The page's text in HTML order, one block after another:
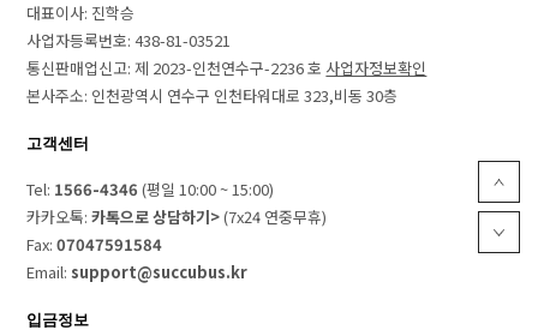
대표이사: 진학승
사업자등록번호: 438-81-03521
통신판매업신고: 제 2023-인천연수구-2236 호 사업자정보확인
본사주소: 인천광역시 연수구 인천타워대로 323,비동 30층
고객센터
Tel: 1566-4346 (평일 10:00 ~ 15:00)
카카오톡:카톡으로 상담하기>(7x24 연중무휴)
Fax:07047591584
Email:support@succubus.kr
입금정보